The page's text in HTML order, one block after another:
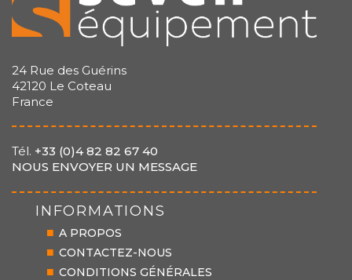
24 Rue des Guérins
42120 Le Coteau
France
Tél. +33 (0)4 82 82 67 40
NOUS ENVOYER UN MESSAGE
INFORMATIONS
A PROPOS
CONTACTEZ-NOUS
CONDITIONS GÉNÉRALES